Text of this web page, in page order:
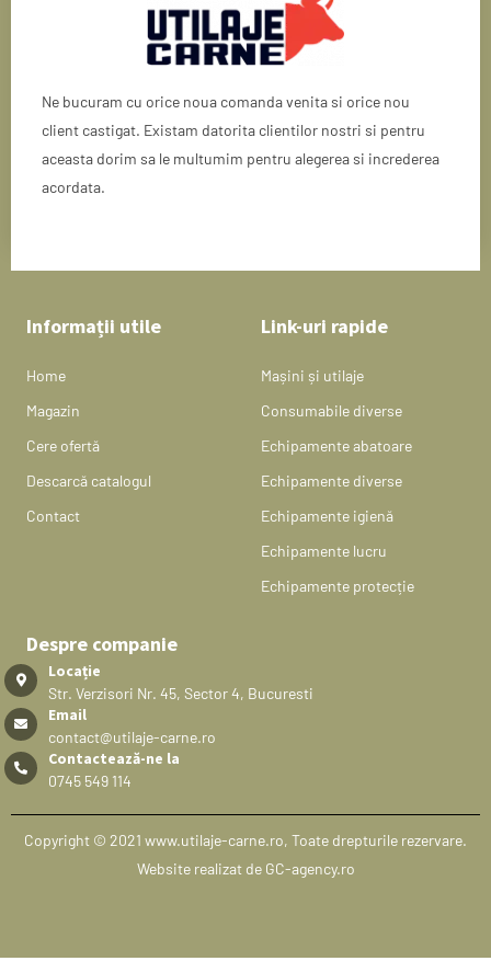
Ne bucuram cu orice noua comanda venita si orice nou
client castigat. Existam datorita clientilor nostri si pentru
aceasta dorim sa le multumim pentru alegerea si increderea
acordata.
Informații utile
Home
Magazin
Cere ofertă
Descarcă catalogul
Contact
Link-uri rapide
Mașini și utilaje
Consumabile diverse
Echipamente abatoare
Echipamente diverse
Echipamente igienă
Echipamente lucru
Echipamente protecție
Despre companie
Locație
Str. Verzisori Nr. 45, Sector 4, Bucuresti
Email
contact@utilaje-carne.ro
Contactează-ne la
0745 549 114
Copyright © 2021 www.utilaje-carne.ro, Toate drepturile rezervare.
Website realizat de GC-agency.ro